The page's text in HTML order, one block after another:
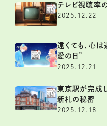
テレビ視聴率
2025.12.22
遠くても、心
愛の日”
2025.12.21
東京駅が完成
新札の秘密
2025.12.18